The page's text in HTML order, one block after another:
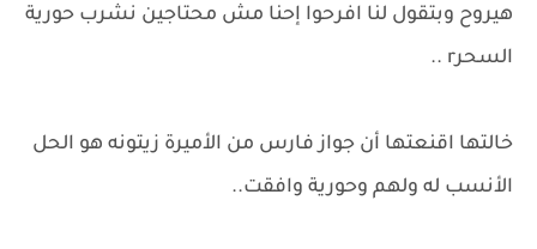
هيروح وبتقول لنا افرحوا إحنا مش محتاجين نشرب حورية
السحرr ..
خالتها اقنعتها أن جواز فارس من الأميرة زيتونه هو الحل
الأنسب له ولهم وحورية وافقت..